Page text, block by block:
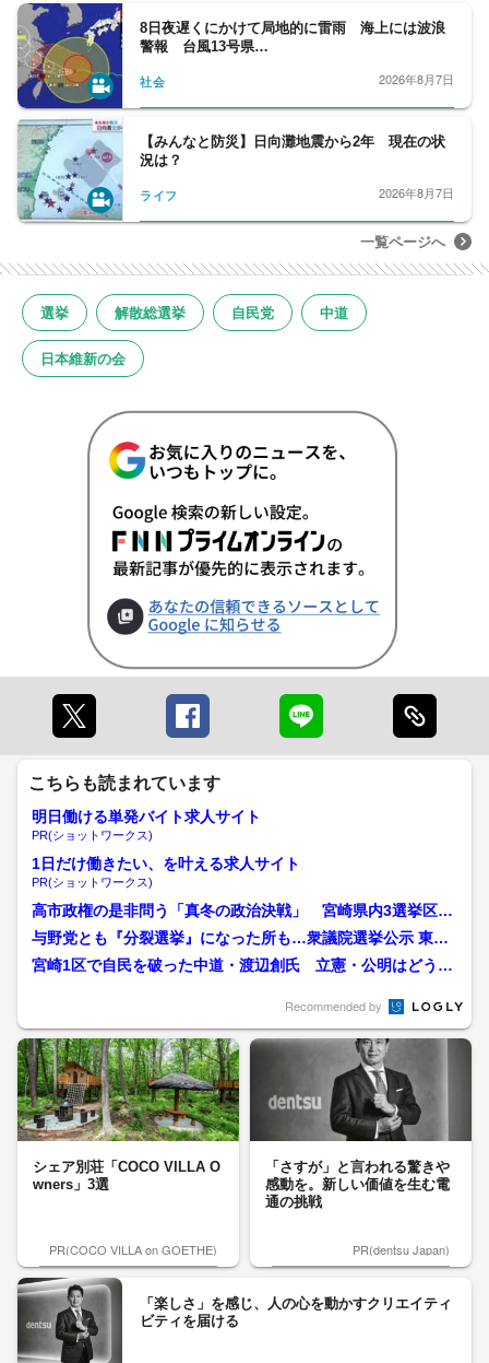
8日夜遅くにかけて局地的に雷雨 海上には波浪
警報 台風13号県…
社会 2026年8月7日
【みんなと防災】日向灘地震から2年 現在の状
況は？
ライフ 2026年8月7日
一覧ページへ
選挙 解散総選挙 自民党 中道
日本維新の会
こちらも読まれています
明日働ける単発バイト求人サイト
PR(ショットワークス)
1日だけ働きたい、を叶える求人サイト
PR(ショットワークス)
高市政権の是非問う「真冬の政治決戦」 宮崎県内3選挙区は
「中道 VS 自民・維新...
与野党とも『分裂選挙』になった所も…衆議院選挙公示 東海3
県にある注目選挙区の“...
宮崎1区で自民を破った中道・渡辺創氏 立憲・公明はどう共
Recommended by
シェア別荘「COCO VILLA O
wners」3選
PR(COCO VILLA on GOETHE)
「さすが」と言われる驚きや
感動を。新しい価値を生む電
通の挑戦
PR(dentsu Japan)
「楽しさ」を感じ、人の心を動かすクリエイティ
ビティを届ける